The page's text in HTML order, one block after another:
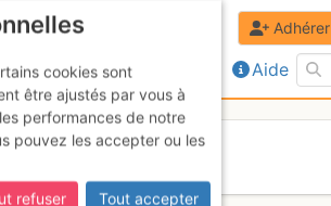
Aide
Adhérer
cookies sont
être ajustés par vous à
performances de notre
pouvez les accepter ou les
refuser
Tout accepter